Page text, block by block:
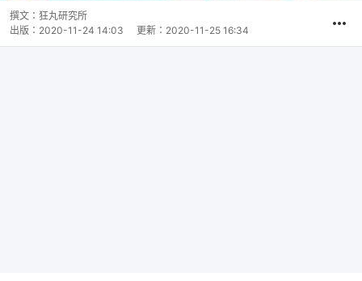
撰文： 狂丸研究所
出版： 2020-11-24 14:03 更新： 2020-11-25 16:34